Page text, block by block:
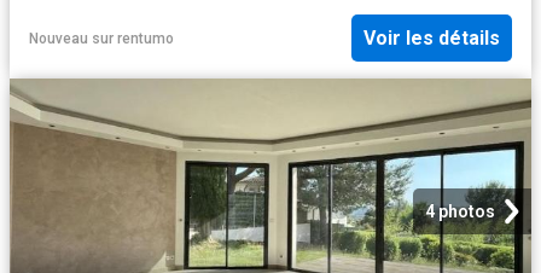
Nouveau sur rentumo Voir les détails
4 photos